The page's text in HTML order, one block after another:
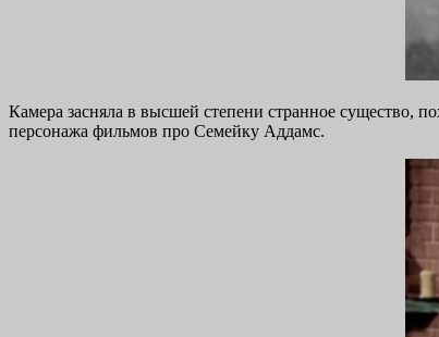
Камера засняла в высшей степени странное существо,
персонажа фильмов про Семейку Аддамс.